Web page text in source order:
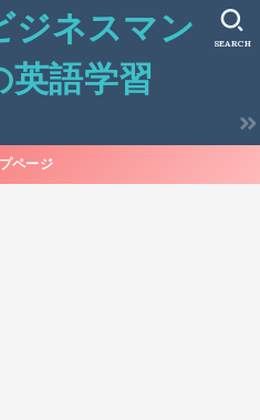
ジネスマン
英語学習
SEARCH
プページ